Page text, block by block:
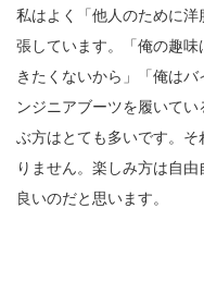
私はよく「他人のために
張しています。「俺の趣
きたくないから」「俺は
ンジニアブーツを履いて
ぶ方はとても多いです。
りません。楽しみ方は自
良いのだと思います。